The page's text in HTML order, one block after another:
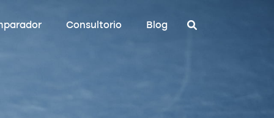
Consultorio Blog